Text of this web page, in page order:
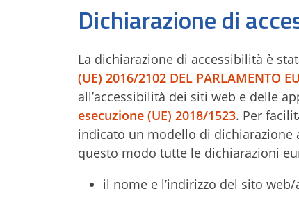
Dichiarazione di
La dichiarazione di accessibilità è
(UE) 2016/2102 DEL PARLAMENTO
all’accessibilità dei siti web e delle
esecuzione (UE) 2018/1523. Per
indicato un modello di dichiarazione
questo modo tutte le dichiarazioni
il nome e l’indirizzo del sito web/